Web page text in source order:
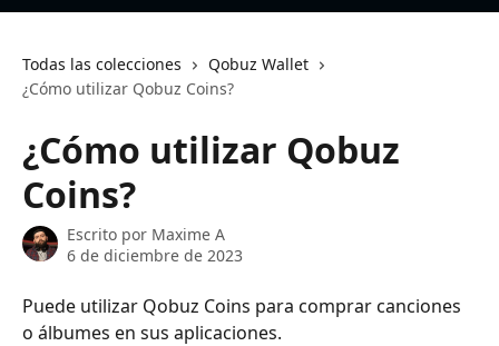
Todas las colecciones
Qobuz Wallet
¿Cómo utilizar Qobuz Coins?
¿Cómo utilizar Qobuz
Coins?
Escrito por Maxime A
6 de diciembre de 2023
Puede utilizar Qobuz Coins para comprar canciones
o álbumes en sus aplicaciones.